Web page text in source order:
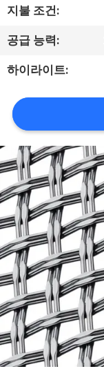
공
장
투
어
품
질
관
리
문
의
하
기
지불 조건:
공급 능력:
하이라이트: